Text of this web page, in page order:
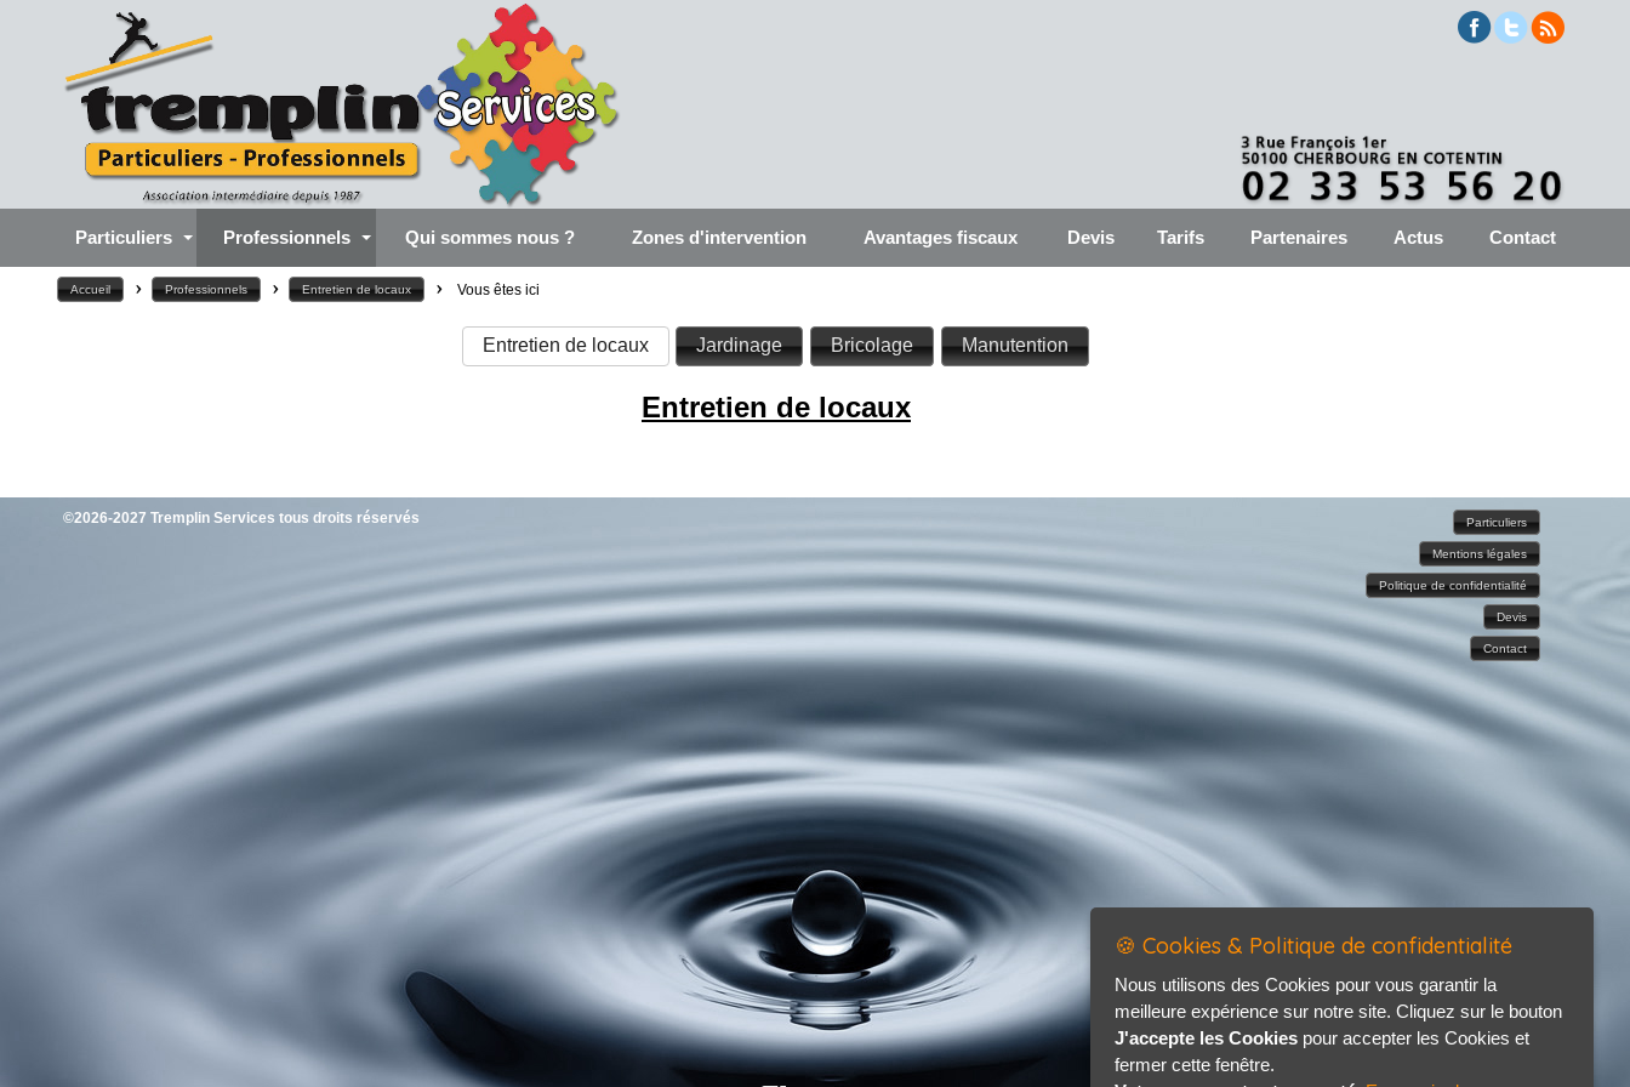
Particuliers Professionnels Qui sommes nous ? Zones d'intervention Avantages fiscaux Devis Tarifs Partenaires Actus Contact
Accueil > Professionnels > Entretien de locaux > Vous êtes ici
Entretien de locaux Jardinage Bricolage Manutention
Entretien de locaux
©2026-2027 Tremplin Services tous droits réservés Particuliers
Mentions légales
Politique de confidentialité
Devis
Contact
🍪 Cookies & Politique de confidentialité
Nous utilisons des Cookies pour vous garantir la
meilleure expérience sur notre site. Cliquez sur le bouton
J'accepte les Cookies pour accepter les Cookies et
fermer cette fenêtre.